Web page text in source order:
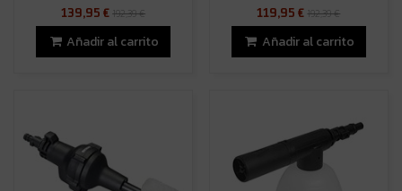
139,95 €192,39 €
Añadir al carrito
119,95 € 192,39 €
Añadir al carrito